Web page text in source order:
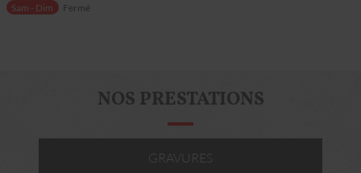
Sam - Dim
Fermé
NOS PRESTATIONS
GRAVURES